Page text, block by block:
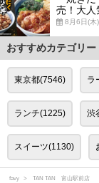
売！大人
8月6日(木
おすすめカテゴリー
東京都(7546) ラ
ランチ(1225) 渋
スイーツ(1130)
favy TAN TAN 富山駅前店